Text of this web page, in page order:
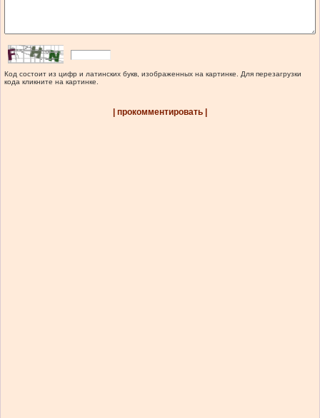
Код состоит из цифр и латинских букв, изображенных на картинке. Для перезагрузки
кода кликните на картинке.
| прокомментировать |